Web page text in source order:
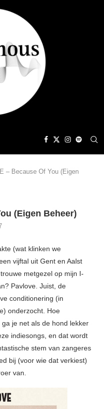
– Because Of You (Eigen
(Eigen Beheer)
(wat klinken we
vijftal uit Gent en Aalst
metgezel op mijn I-
Pavlove. Juist, de
conditionering (in
onderzocht. Hoe
je net als de hond lekker
indiesongs, en dat wordt
stem van zangeres
bij (voor wie dat verkiest)
van.